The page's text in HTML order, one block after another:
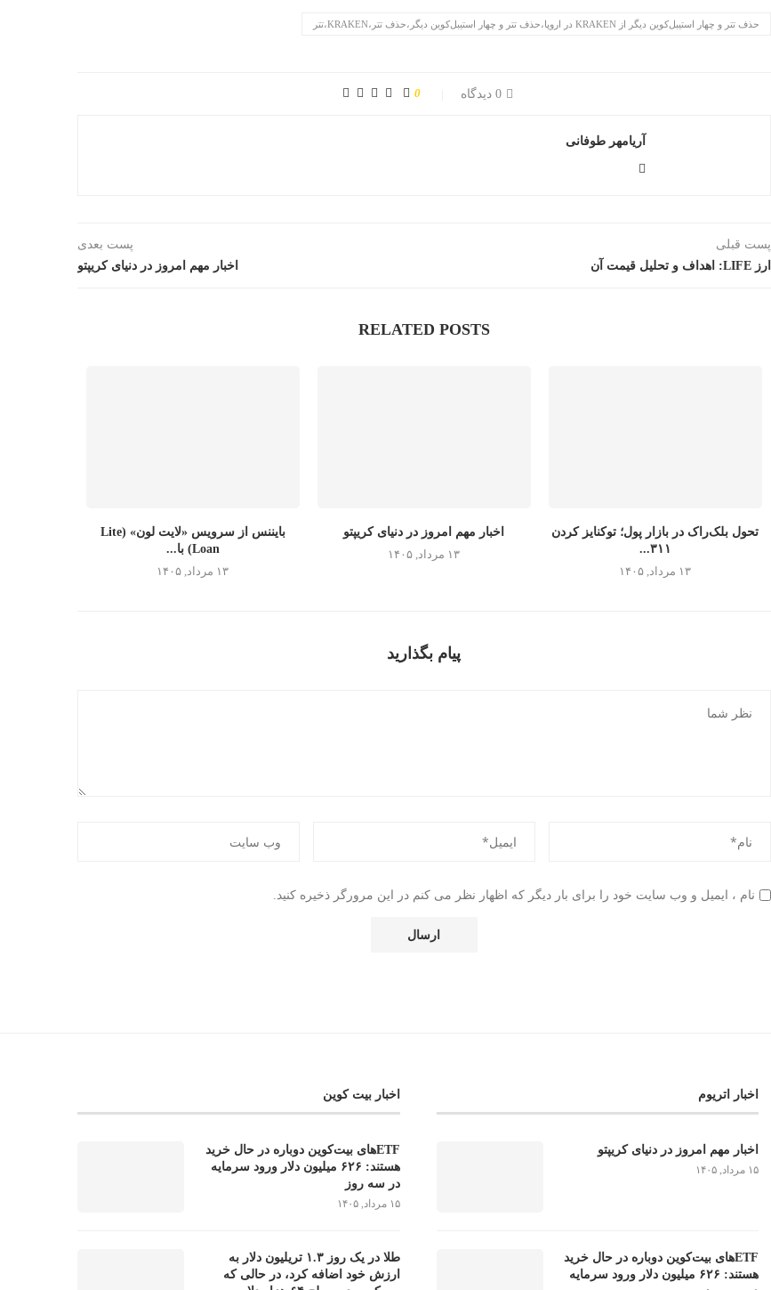
حذف تتر و چهار استیبل‌کوین دیگر از KRAKEN در اروپا،حذف تتر و چهار استیبل‌کوین دیگر،حذف تتر،KRAKEN،تتر
0 دیدگاه 0
آریامهر طوفانی
پست قبلی
ارز LIFE: اهداف و تحلیل قیمت آن
پست بعدی
اخبار مهم امروز در دنیای کریپتو
RELATED POSTS
بایننس از سرویس «لایت لون» (Lite
Loan) با...
۱۳ مرداد, ۱۴۰۵
اخبار مهم امروز در دنیای کریپتو
۱۳ مرداد, ۱۴۰۵
تحول بلک‌راک در بازار پول؛ توکنایز کردن
۳۱۱...
۱۳ مرداد, ۱۴۰۵
پیام بگذارید
نام ، ایمیل و وب سایت خود را برای بار دیگر که اظهار نظر می کنم در این مرورگر ذخیره کنید.
اخبار اتریوم
اخبار مهم امروز در دنیای کریپتو
۱۵ مرداد, ۱۴۰۵
ETFهای بیت‌کوین دوباره در حال خرید
هستند: ۶۲۶ میلیون دلار ورود سرمایه
اخبار بیت کوین
ETFهای بیت‌کوین دوباره در حال خرید
هستند: ۶۲۶ میلیون دلار ورود سرمایه
در سه روز
۱۵ مرداد, ۱۴۰۵
طلا در یک روز ۱.۳ تریلیون دلار به
ارزش خود اضافه کرد، در حالی که